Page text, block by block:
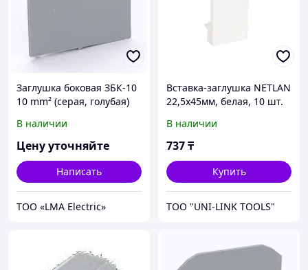
Заглушка боковая ЗБК-10
10 mm² (серая, голубая)
В наличии
Цену уточняйте
Написать
ТОО «LMA Electric»
Вставка-заглушка NETLAN
22,5x45мм, белая, 10 шт.
В наличии
737₸
Купить
ТОО "UNI-LINK TOOLS"